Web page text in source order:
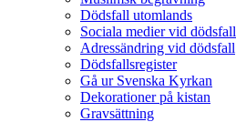
Dödsfall utomlands
Sociala medier vid dödsfall
Adressändring vid dödsfall
Dödsfallsregister
Gå ur Svenska Kyrkan
Dekorationer på kistan
Gravsättning